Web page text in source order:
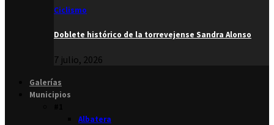
Ciclismo
Doblete histórico de la torrevejense Sandra Alonso
7 julio, 2026
Galerías
Municipios
Albatera